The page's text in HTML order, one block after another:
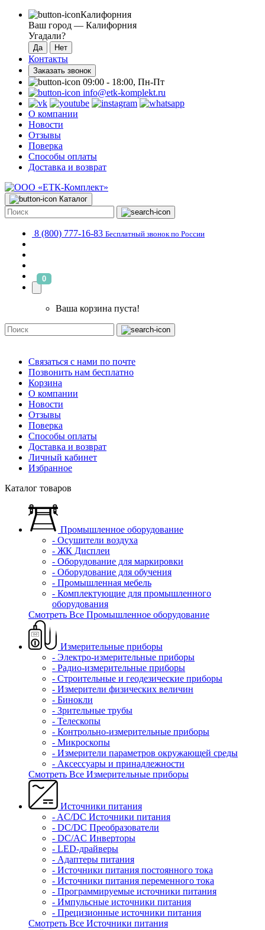
Калифорния
Ваш город — Калифорния
Угадали?
Контакты
Заказать звонок
09:00 - 18:00, Пн-Пт
info@etk-komplekt.ru
О компании
Новости
Отзывы
Поверка
Способы оплаты
Доставка и возврат
Каталог
8 (800) 777-16-83 Бесплатный звонок по России
0
Ваша корзина пуста!
Связаться с нами по почте
Позвонить нам бесплатно
Корзина
О компании
Новости
Отзывы
Поверка
Способы оплаты
Доставка и возврат
Личный кабинет
Избранное
Каталог товаров
Промышленное оборудование
- Осушители воздуха
- ЖК Дисплеи
- Оборудование для маркировки
- Оборудование для обучения
- Промышленная мебель
- Комплектующие для промышленного
оборудования
Смотреть Все Промышленное оборудование
Измерительные приборы
- Электро-измерительные приборы
- Радио-измерительные приборы
- Строительные и геодезические приборы
- Измерители физических величин
- Бинокли
- Зрительные трубы
- Телескопы
- Контрольно-измерительные приборы
- Микроскопы
- Измерители параметров окружающей среды
- Аксессуары и принадлежности
Смотреть Все Измерительные приборы
Источники питания
- AC/DC Источники питания
- DC/DC Преобразователи
- DC/AC Инверторы
- LED-драйверы
- Адаптеры питания
- Источники питания постоянного тока
- Источники питания переменного тока
- Программируемые источники питания
- Импульсные источники питания
- Прецизионные источники питания
Смотреть Все Источники питания